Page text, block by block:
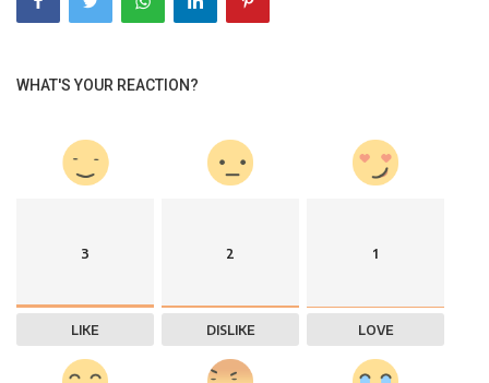
WHAT'S YOUR REACTION?
3
LIKE
2
DISLIKE
1
LOVE